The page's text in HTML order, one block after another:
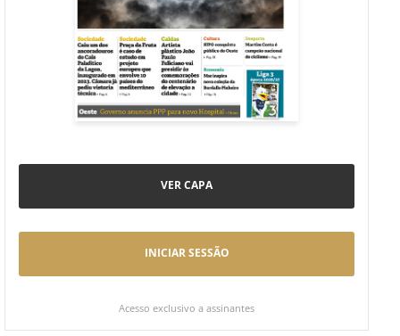
VER CAPA
INICIAR SESSÃO
Acesso exclusivo a assinantes